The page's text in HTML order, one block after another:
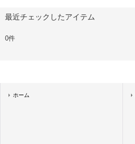
最近チェックしたアイテム
0件
ホーム